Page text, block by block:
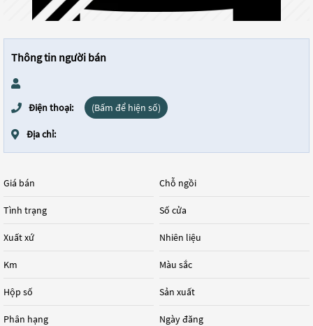
Thông tin người bán
Điện thoại: (Bấm để hiện số)
Địa chỉ:
Giá bán
Tình trạng
Xuất xứ
Km
Hộp số
Phân hạng
Chỗ ngồi
Số cửa
Nhiên liệu
Màu sắc
Sản xuất
Ngày đăng